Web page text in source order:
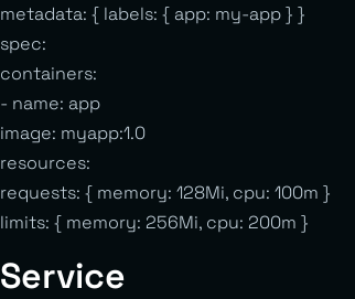
metadata: { labels: { app: my-app } }
spec:
containers:
- name: app
image: myapp:1.0
resources:
requests: { memory: 128Mi, cpu: 100m }
limits: { memory: 256Mi, cpu: 200m }
Service